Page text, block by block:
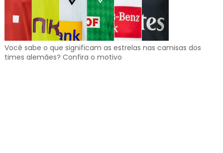
Você sabe o que significam as estrelas nas camisas dos
times alemães? Confira o motivo